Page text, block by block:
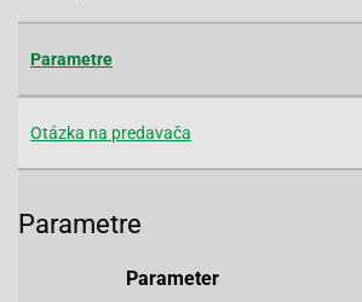
Parametre
Otázka na predavača
Parametre
Parameter